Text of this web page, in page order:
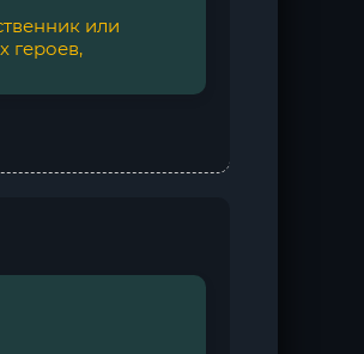
или
героев,